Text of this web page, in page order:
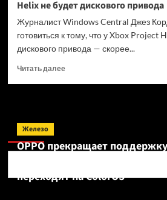
Helix не будет дискового привода
Журналист Windows Central Джез
готовиться к тому, что у Xbox Project
дискового привода — скорее...
Читать далееПрочитать
тому,
Xbox
Поиск
Железо
OPPO прекращает
Realme UI — OnePlus и
переходят на ColorOS